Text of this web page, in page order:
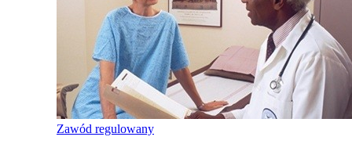
Zawód regulowany